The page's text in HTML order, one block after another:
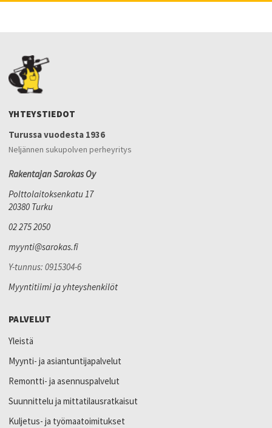
YHTEYSTIEDOT
Turussa vuodesta 1936
Neljännen sukupolven perheyritys
Rakentajan Sarokas Oy
Polttolaitoksenkatu 17
20380 Turku
02 275 2050
myynti@sarokas.fi
Y-tunnus: 0915304-6
Myyntitiimi ja yhteyshenkilöt
PALVELUT
Yleistä
Myynti- ja asiantuntijapalvelut
Remontti- ja asennuspalvelut
Suunnittelu ja mittatilausratkaisut
Kuljetus- ja työmaatoimitukset